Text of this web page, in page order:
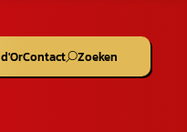
Contact Zoeken